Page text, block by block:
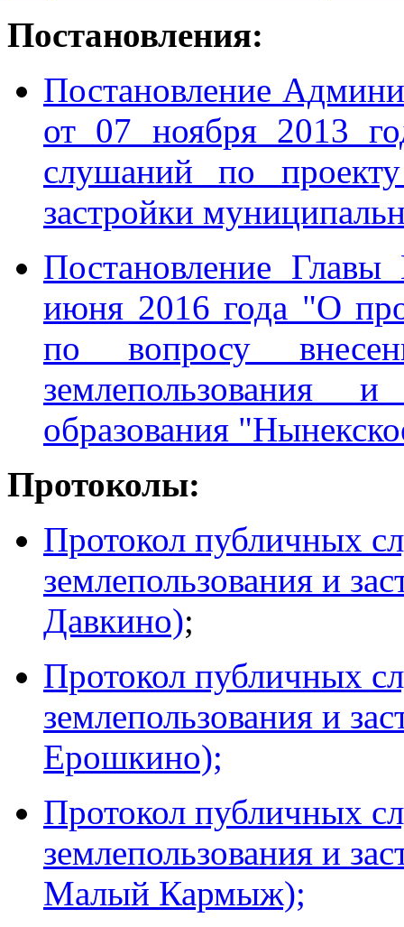
Постановления:
Постановление
от 07 ноября 2013
слушаний по
застройки
Постановление
июня 2016 года "О
по вопросу
землепользования
образования
Протоколы:
Протокол публичных
землепользования и
Давкино);
Протокол публичных
землепользования и
Ерошкино);
Протокол публичных
землепользования и
Малый Кармыж);